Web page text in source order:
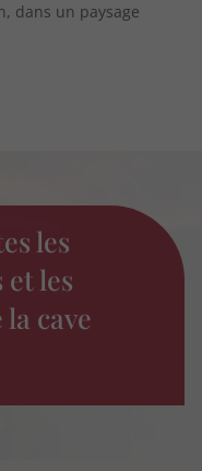
dans un paysage
les
les
cave